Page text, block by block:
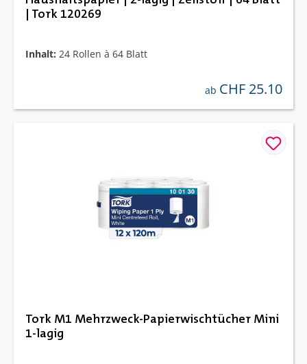
| Tork 120269
Inhalt: 24 Rollen à 64 Blatt
regulärer preis:
ab CHF 25.10
Tork M1 Mehrzweck-Papierwischtücher Mini
1-lagig